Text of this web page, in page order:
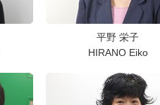
平野 栄子
HIRANO Eiko